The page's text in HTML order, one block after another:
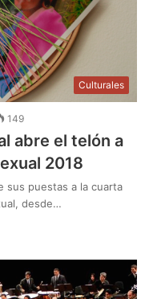
Culturales
149
abre el telón a
2018
sus puestas a la cuarta
desde…